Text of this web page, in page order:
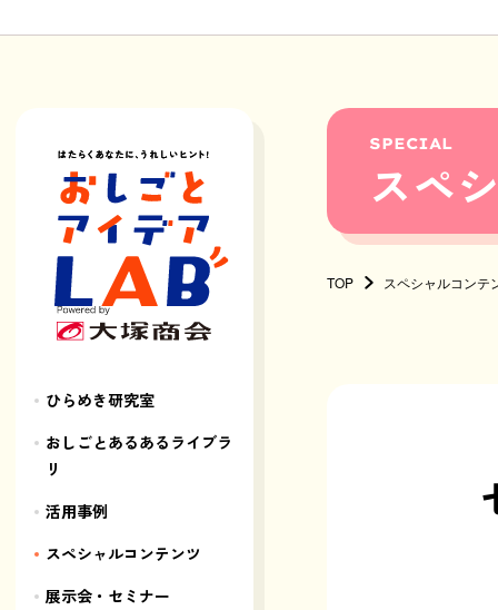
ひらめき研究室
おしごとあるあるライブラ
リ
活用事例
スペシャルコンテンツ
展示会・セミナー
SPECIAL
スペ
TOP スペシャルコンテ